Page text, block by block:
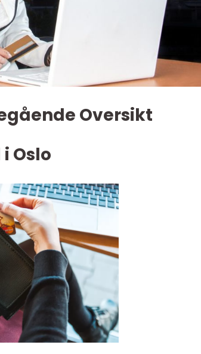
Oversikt
Oslo